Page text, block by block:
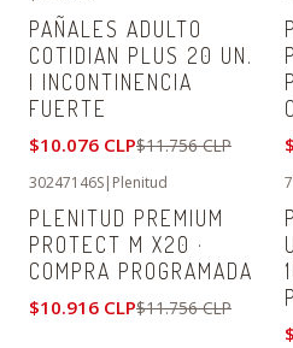
PAÑALES ADULTO
COTIDIAN PLUS 20 UN.
| INCONTINENCIA
FUERTE
$10.076 CLP$11.756 CLP
30247146S| Plenitud
PLENITUD PREMIUM
PROTECT M X20 ·
COMPRA PROGRAMADA
$10.916 CLP$11.756 CLP